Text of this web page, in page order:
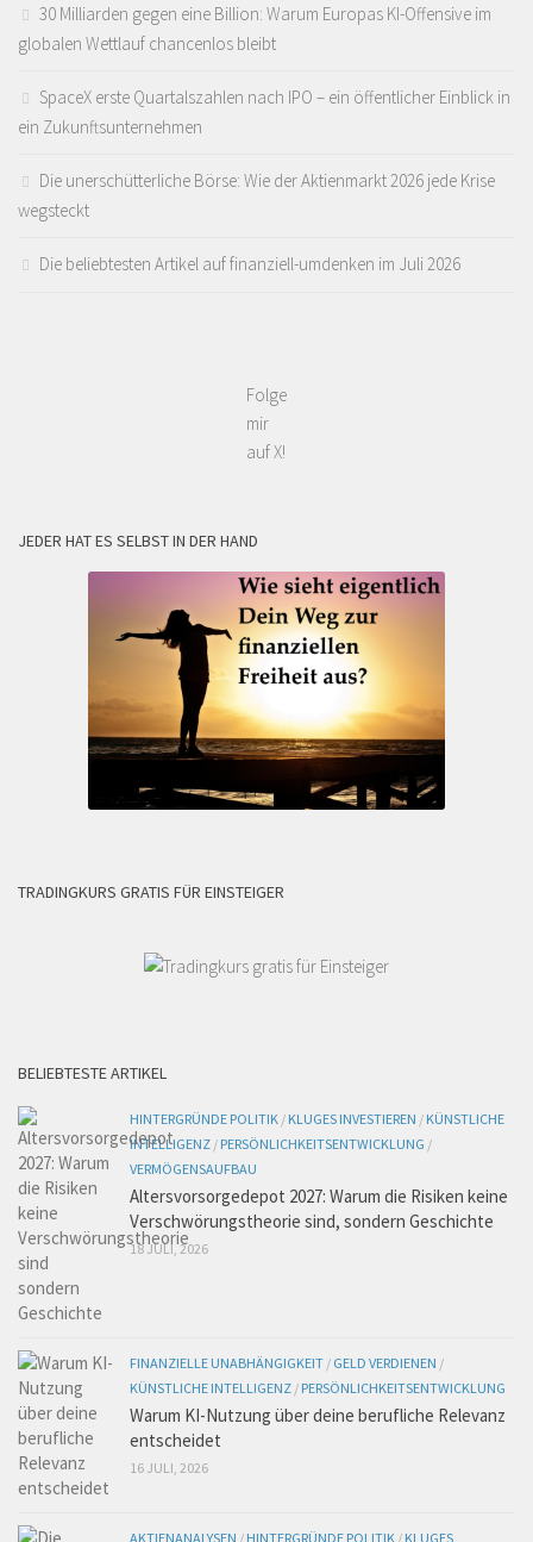
30 Milliarden gegen eine Billion: Warum Europas KI-Offensive im
globalen Wettlauf chancenlos bleibt
SpaceX erste Quartalszahlen nach IPO – ein öffentlicher Einblick in
ein Zukunftsunternehmen
Die unerschütterliche Börse: Wie der Aktienmarkt 2026 jede Krise
wegsteckt
Die beliebtesten Artikel auf finanziell-umdenken im Juli 2026
Folge
mir
auf X!
JEDER HAT ES SELBST IN DER HAND
TRADINGKURS GRATIS FÜR EINSTEIGER
BELIEBTESTE ARTIKEL
HINTERGRÜNDE POLITIK / KLUGES INVESTIEREN / KÜNSTLICHE
INTELLIGENZ / PERSÖNLICHKEITSENTWICKLUNG /
VERMÖGENSAUFBAU
Altersvorsorgedepot 2027: Warum die Risiken keine
Verschwörungstheorie sind, sondern Geschichte
18 JULI, 2026
FINANZIELLE UNABHÄNGIGKEIT / GELD VERDIENEN /
KÜNSTLICHE INTELLIGENZ / PERSÖNLICHKEITSENTWICKLUNG
Warum KI-Nutzung über deine berufliche Relevanz
entscheidet
16 JULI, 2026
AKTIENANALYSEN / HINTERGRÜNDE POLITIK / KLUGES